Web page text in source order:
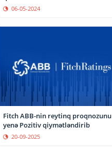
06-05-2024
Fitch ABB-nin reytinq proqnozunu
yenə Pozitiv qiymətləndirib
20-09-2025